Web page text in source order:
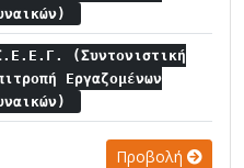
(Συντονιστική
Εργαζομένων
Προβολή